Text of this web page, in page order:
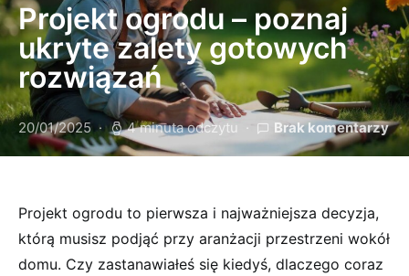
Projekt ogrodu – poznaj
ukryte zalety gotowych
rozwiązań
20/01/2025 4 minuta odczytu Brak komentarzy
Projekt ogrodu to pierwsza i najważniejsza decyzja,
którą musisz podjąć przy aranżacji przestrzeni wokół
domu. Czy zastanawiałeś się kiedyś, dlaczego coraz